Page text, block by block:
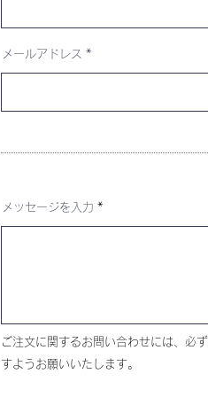
メールアドレス
メッセージを入力
ご注文に関するお問い合わせには、必
すようお願いいたします。